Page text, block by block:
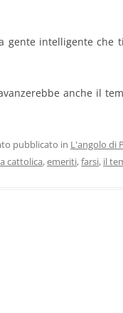
gente intelligente
anche il
pubblicato in L'angolo di
cattolica,emeriti,farsi, il